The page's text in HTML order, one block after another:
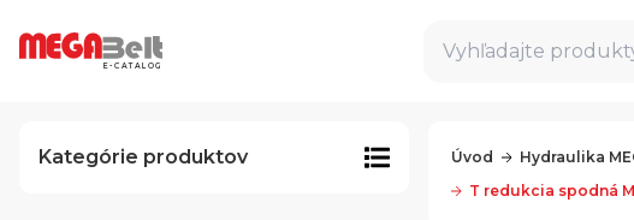
E-CATALOG
Vyhľadajte
Kategórie produktov Úvod Hydraulika
T redukcia spodná